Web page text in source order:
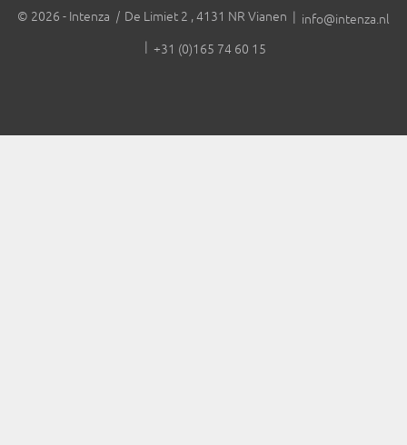
© 2026 - Intenza |De Limiet 2 , 4131 NR Vianen | info@intenza.nl
| +31 (0)165 74 60 15